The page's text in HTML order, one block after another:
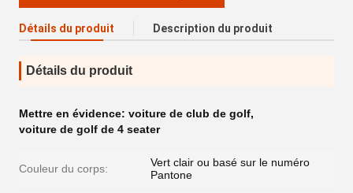
Détails du produit Description du produit
Détails du produit
Mettre en évidence: voiture de club de golf,
voiture de golf de 4 seater
Couleur du corps:
Vert clair ou basé sur le numéro
Pantone